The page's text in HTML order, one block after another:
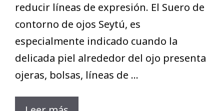
reducir líneas de expresión. El Suero de
contorno de ojos Seytú, es
especialmente indicado cuando la
delicada piel alrededor del ojo presenta
ojeras, bolsas, líneas de …